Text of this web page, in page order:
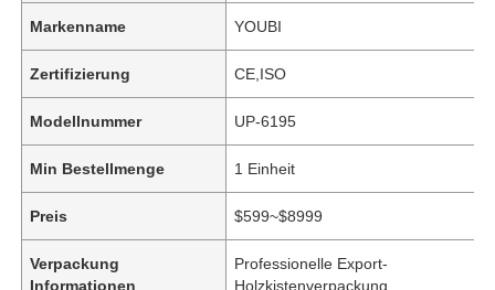
Markenname YOUBI
Zertifizierung CE,ISO
Modellnummer UP-6195
Min Bestellmenge 1 Einheit
Preis $599~$8999
Verpackung
Informationen
Professionelle Export-
Holzkistenverpackung